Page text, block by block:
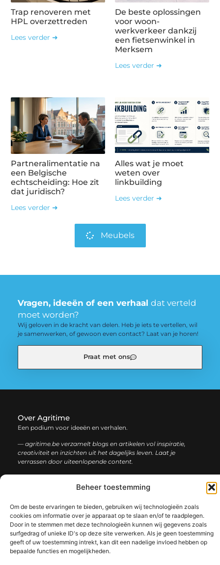
Beheer toestemming
Om de beste ervaringen te bieden, gebruiken wij technologieën zoals
cookies om informatie over je apparaat op te slaan en/of te raadplegen.
Door in te stemmen met deze technologieën kunnen wij gegevens zoals
surfgedrag of unieke ID's op deze site verwerken. Als je geen toestemming
geeft of uw toestemming intrekt, kan dit een nadelige invloed hebben op
bepaalde functies en mogelijkheden.
Trap renoveren met
HPL overzettreden
Lees verder ➜
De beste oplossingen
voor woon-
werkverkeer dankzij
een fietsenwinkel in
Merksem
Lees verder ➜
Partneralimentatie na
een Belgische
echtscheiding: Hoe zit
dat juridisch?
Lees verder ➜
Alles wat je moet
weten over
linkbuilding
Lees verder ➜
Meubels
Vragen, ideeën of een verhaal dat verteld
moet worden?
Wij geloven in de kracht van delen. Heb je iets te vertellen, wil
je samenwerken, of gewoon even contact? Laat van je horen!
Praat met ons
Over Agritime
Een podium voor ideeën en verhalen.
— agritime.be verzamelt blogs en artikelen vol inspiratie,
creativiteit en inzichten uit het dagelijks leven. Laat je
verrassen door uiteenlopende content.
Bericht categorie
@2025 www.agritime.be. All Right Reserved.​